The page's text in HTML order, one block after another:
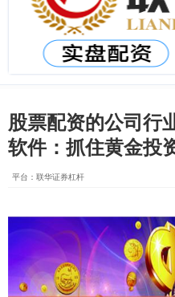
股票配资的公司行
软件：抓住黄金投
平台：联华证券杠杆